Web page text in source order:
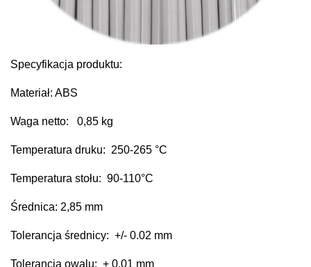
Specyfikacja produktu:
Materiał: ABS
Waga netto: 0,85 kg
Temperatura druku: 250-265 °C
Temperatura stołu: 90-110°C
Średnica: 2,85 mm
Tolerancja średnicy: +/- 0.02 mm
Tolerancja owalu: + 0.01 mm